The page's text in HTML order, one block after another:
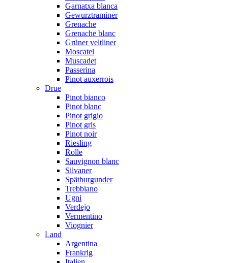
Garnatxa blanca
Gewurztraminer
Grenache
Grenache blanc
Grüner veltliner
Moscatel
Muscadet
Passerina
Pinot auxerrois
Drue
Pinot bianco
Pinot blanc
Pinot grigio
Pinot gris
Pinot noir
Riesling
Rolle
Sauvignon blanc
Silvaner
Spätburgunder
Trebbiano
Ugni
Verdejo
Vermentino
Viognier
Land
Argentina
Frankrig